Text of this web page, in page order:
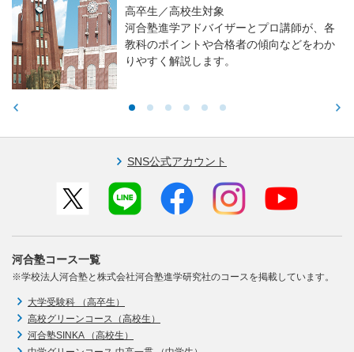
高卒生／高校生対象
河合塾進学アドバイザーとプロ講師が、各
教科のポイントや合格者の傾向などをわか
りやすく解説します。
SNS公式アカウント
河合塾コース一覧
※学校法人河合塾と株式会社河合塾進学研究社のコースを掲載しています。
大学受験科 （高卒生）
高校グリーンコース（高校生）
河合塾SINKA （高校生）